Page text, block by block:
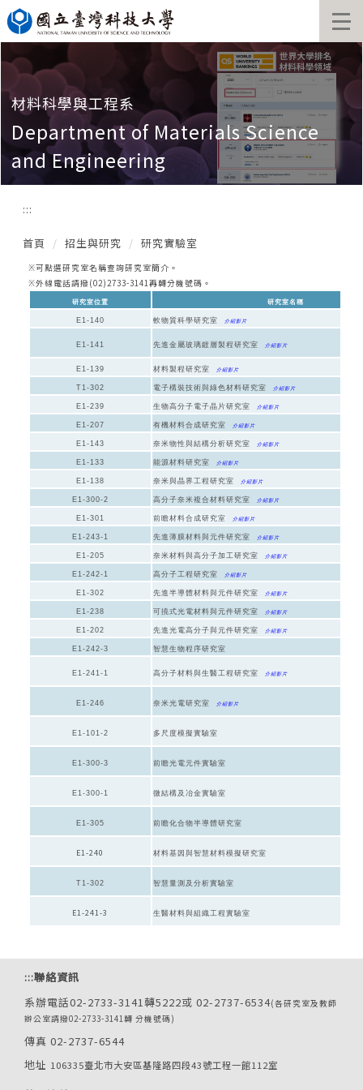
跳
到
主
要
內
容
區
材料科學與工程系
Department of Materials Science
and Engineering
:::
首頁 招生與研究 研究實驗室
※可點選研究室名稱查詢研究室簡介。
※外線電話請撥(02)2733-3141再轉分機號碼。
研究室位置 研究室名稱
E1-140 軟物質科學研究室 介紹影片
E1-141 先進金屬玻璃鍍層製程研究室 介紹影片
E1-139 材料製程研究室 介紹影片
T1-302 電子構裝技術與綠色材料研究室 介紹影片
E1-239 生物高分子電子晶片研究室 介紹影片
E1-207 有機材料合成研究室 介紹影片
E1-143 奈米物性與結構分析研究室 介紹影片
E1-133 能源材料研究室 介紹影片
E1-138 奈米與晶界工程研究室 介紹影片
E1-300-2 高分子奈米複合材料研究室 介紹影片
E1-301 前瞻材料合成研究室 介紹影片
E1-243-1 先進薄膜材料與元件研究室 介紹影片
E1-205 奈米材料與高分子加工研究室 介紹影片
E1-242-1 高分子工程研究室 介紹影片
E1-302 先進半導體材料與元件研究室 介紹影片
E1-238 可撓式光電材料與元件研究室 介紹影片
E1-202 先進光電高分子與元件研究室 介紹影片
E1-242-3 智慧生物程序研究室
E1-241-1 高分子材料與生醫工程研究室 介紹影片
E1-246 奈米光電研究室 介紹影片
E1-101-2 多尺度模擬實驗室
E1-300-3 前瞻光電元件實驗室
E1-300-1 微結構及冶金實驗室
E1-305 前瞻化合物半導體研究室
E1-240 材料基因與智慧材料模擬研究室
T1-302 智慧量測及分析實驗室
E1-241-3 生醫材料與組織工程實驗室
:::聯絡資訊
系辦電話02-2733-3141轉5222或 02-2737-6534(各研究室及教師
辦公室請撥02-2733-3141轉 分機號碼)
傳真 02-2737-6544
地址 106335臺北市大安區基隆路四段43號工程一館112室